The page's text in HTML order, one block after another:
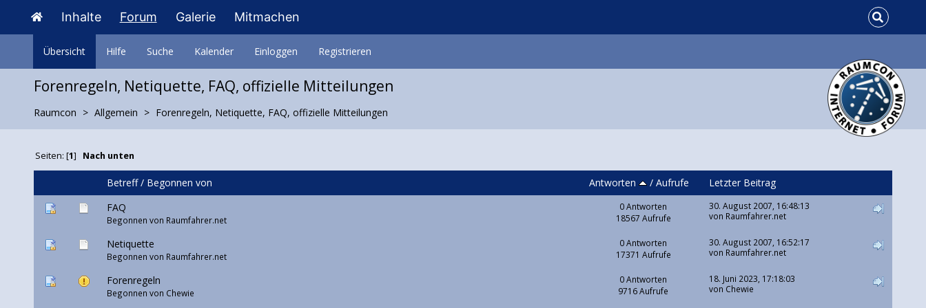
Inhalte Forum Galerie Mitmachen
Übersicht Hilfe Suche Kalender Einloggen Registrieren
Forenregeln, Netiquette, FAQ, offizielle Mitteilungen
Raumcon Allgemein Forenregeln, Netiquette, FAQ, offizielle Mitteilungen
Seiten: [1] Nach unten
Betreff/ Begonnen von Antworten / Aufrufe
Letzter Beitrag
FAQ
Begonnen von Raumfahrer.net
0 Antworten
18567 Aufrufe
30. August 2007, 16:48:13
von Raumfahrer.net
Netiquette
Begonnen von Raumfahrer.net
0 Antworten
17371 Aufrufe
30. August 2007, 16:52:17
von Raumfahrer.net
Forenregeln
Begonnen von Chewie
0 Antworten
9716 Aufrufe
18. Juni 2023, 17:18:03
von Chewie